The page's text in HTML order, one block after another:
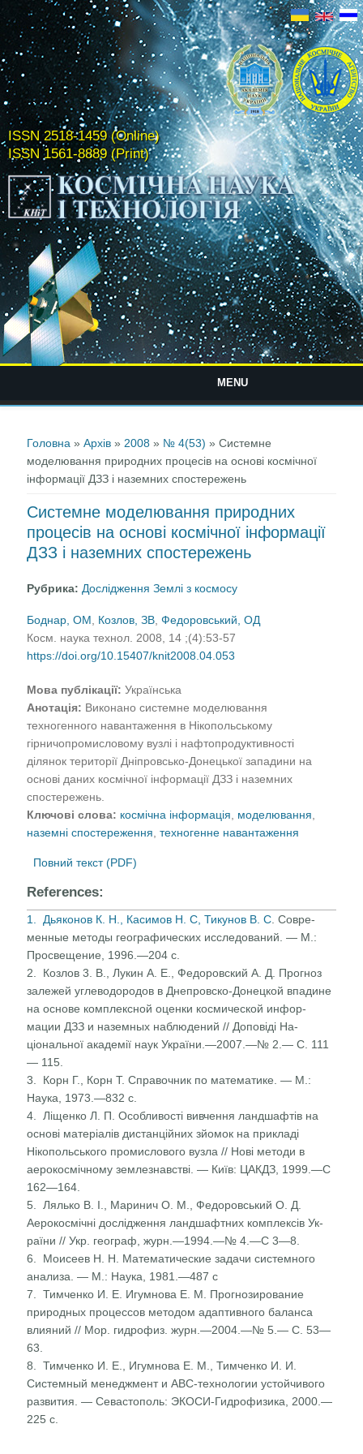
ISSN 2518-1459 (Online)
ISSN 1561-8889 (Print)
MENU
Головна »Архів » 2008 » № 4(53) » Системне
моделювання природних процесів на основі космічної
інформації ДЗЗ і наземних спостережень
Системне моделювання природних
процесів на основі космічної інформації
ДЗЗ і наземних спостережень
Рубрика: Дослідження Землі з космосу
Боднар, ОМ Козлов, ЗВ ,Федоровський, ОД
Косм. наука технол. 2008, 14 ;(4):53-57
https://doi.org/10.15407/knit2008.04.053
Мова публікації: Українська
Анотація: Виконано системне моделювання
техногенного навантаження в Нікопольському
гірничопромисловому вузлі і нафтопродуктивності
ділянок території Дніпровсько-Донецької западини на
основі даних космічної інформації ДЗЗ і наземних
спостережень.
Ключові слова: космічна інформація моделювання
наземні спостереження ,техногенне навантаження
Повний текст (PDF)
References:
1. Дьяконов К. Н., Касимов Н. С, Тикунов В. С . Совре­
менные методы географических исследований. — М.:
Просвещение, 1996.—204 с.
2. Козлов 3. В., Лукин А. Е., Федоровский А. Д. Прогноз
залежей углеводородов в Днепровско-Донецкой впади­не
на основе комплексной оценки космической инфор­
мации ДЗЗ и наземных наблюдений // Доповіді На­
ціональної академії наук України.—2007.—№ 2.— С. 111
— 115.
3. Корн Г., Корн Т. Справочник по математике. — М.:
Наука, 1973.—832 с.
4. Ліщенко Л. П. Особливості вивчення ландшафтів на
основі матеріалів дистанційних зйомок на прикладі
Нікопольського промислового вузла // Нові методи в
аерокосмічному землезнавстві. — Київ: ЦАКДЗ, 1999.—С
162—164.
5. Лялько В. І., Маринич О. М., Федоровський О. Д.
Аерокосмічні дослідження ландшафтних комплексів Ук­
раїни // Укр. географ, журн.—1994.—№ 4.—С 3—8.
6. Моисеев Н. Н. Математические задачи системного
ана­лиза. — М.: Наука, 1981.—487 с
7. Тимченко И. Е. Игумнова Е. М. Прогнозирование
природных процессов методом адаптивного баланса
влияний // Мор. гидрофиз. журн.—2004.—№ 5.— С. 53—
63.
8. Тимченко И. Е., Игумнова Е. М., Тимченко И. И.
Системный менеджмент и ABC-технологии устойчивого
развития. — Севастополь: ЭКОСИ-Гидрофизика, 2000.—
225 с.